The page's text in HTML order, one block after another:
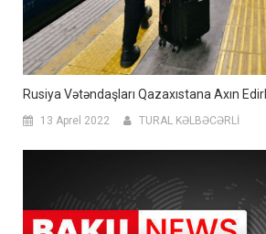
Rusiya Vətəndaşları Qazaxıstana Axın
13 Aprel 2022 TURAL KƏLBƏCƏRLİ